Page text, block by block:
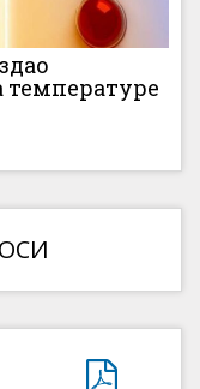
температуре